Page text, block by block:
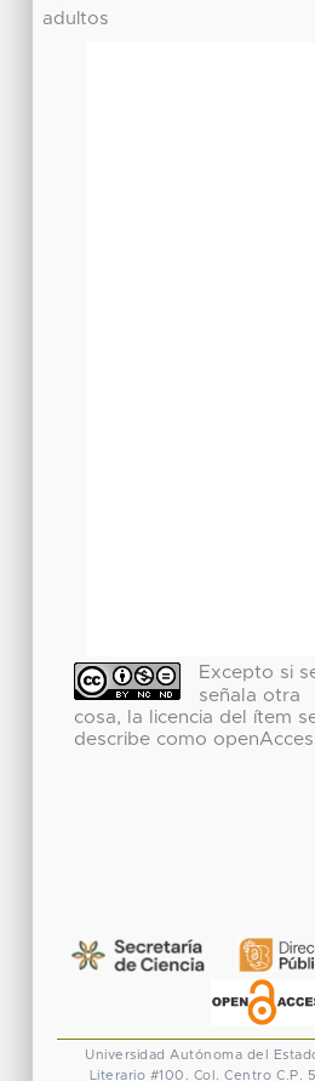
adultos
Excepto si
señala otra
cosa, la licencia del ítem
describe como
Universidad Autónoma del
Literario #100. Col. Centro C.P.